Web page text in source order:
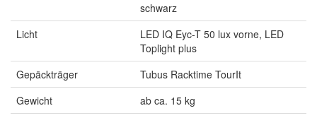
schwarz
Licht
LED IQ Eyc-T 50 lux vorne, LED
Toplight plus
Gepäckträger
Tubus Racktime TourIt
Gewicht
ab ca. 15 kg